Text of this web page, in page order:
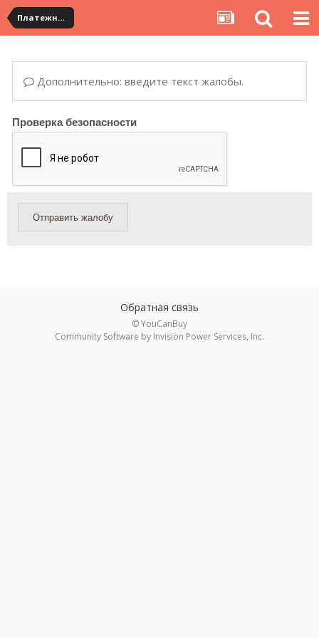
Платежная система ALIPAY и оплата банковскими картами
Дополнительно: введите текст жалобы.
Проверка безопасности
Отправить жалобу
Обратная связь
© YouCanBuy
Community Software by Invision Power Services, Inc.